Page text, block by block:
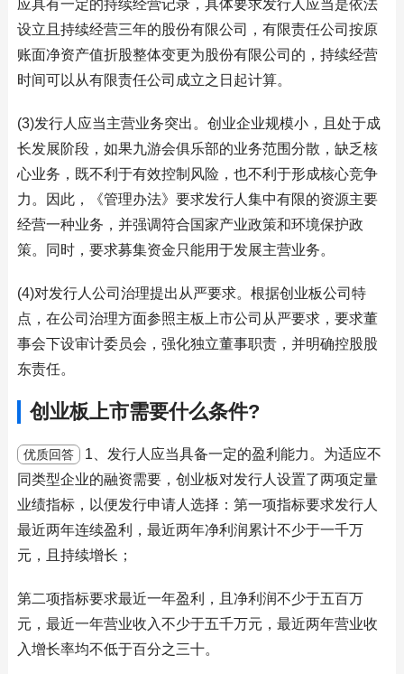
应具有一定的持续经营记录，具体要求发行人应当是依法
设立且持续经营三年的股份有限公司，有限责任公司按原
账面净资产值折股整体变更为股份有限公司的，持续经营
时间可以从有限责任公司成立之日起计算。
(3)发行人应当主营业务突出。创业企业规模小，且处于成
长发展阶段，如果九游会俱乐部的业务范围分散，缺乏核
心业务，既不利于有效控制风险，也不利于形成核心竞争
力。因此，《管理办法》要求发行人集中有限的资源主要
经营一种业务，并强调符合国家产业政策和环境保护政
策。同时，要求募集资金只能用于发展主营业务。
(4)对发行人公司治理提出从严要求。根据创业板公司特
点，在公司治理方面参照主板上市公司从严要求，要求董
事会下设审计委员会，强化独立董事职责，并明确控股股
东责任。
创业板上市需要什么条件?
优质回答
1、发行人应当具备一定的盈利能力。为适应不
同类型企业的融资需要，创业板对发行人设置了两项定量
业绩指标，以便发行申请人选择：第一项指标要求发行人
最近两年连续盈利，最近两年净利润累计不少于一千万
元，且持续增长；
第二项指标要求最近一年盈利，且净利润不少于五百万
元，最近一年营业收入不少于五千万元，最近两年营业收
入增长率均不低于百分之三十。